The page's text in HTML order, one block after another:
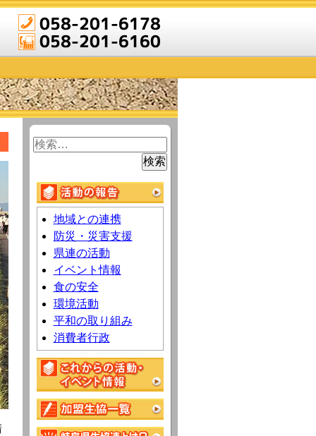
検
地域との連携
防災・災害支援
県連の活動
イベント情報
食の安全
環境活動
平和の取り組み
消費者行政